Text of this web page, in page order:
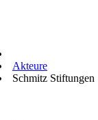
Akteure
Schmitz Stiftungen